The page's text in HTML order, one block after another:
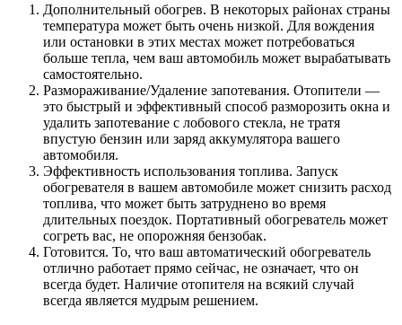
Дополнительный обогрев. В некоторых районах страны
температура может быть очень низкой. Для вождения
или остановки в этих местах может потребоваться
больше тепла, чем ваш автомобиль может вырабатывать
самостоятельно.
Размораживание/Удаление запотевания. Отопители —
это быстрый и эффективный способ разморозить окна и
удалить запотевание с лобового стекла, не тратя
впустую бензин или заряд аккумулятора вашего
автомобиля.
Эффективность использования топлива. Запуск
обогревателя в вашем автомобиле может снизить расход
топлива, что может быть затруднено во время
длительных поездок. Портативный обогреватель может
согреть вас, не опорожняя бензобак.
Готовится. То, что ваш автоматический обогреватель
отлично работает прямо сейчас, не означает, что он
всегда будет. Наличие отопителя на всякий случай
всегда является мудрым решением.